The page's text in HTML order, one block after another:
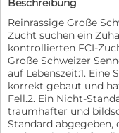
Reinrassige Große
Zucht suchen ein
kontrollierten FCI-
Große Schweizer
auf Lebenszeit:1. Eine
korrekt gebaut und
Fell.2. Ein Nicht-
traumhafter und
Standard abgegeben,